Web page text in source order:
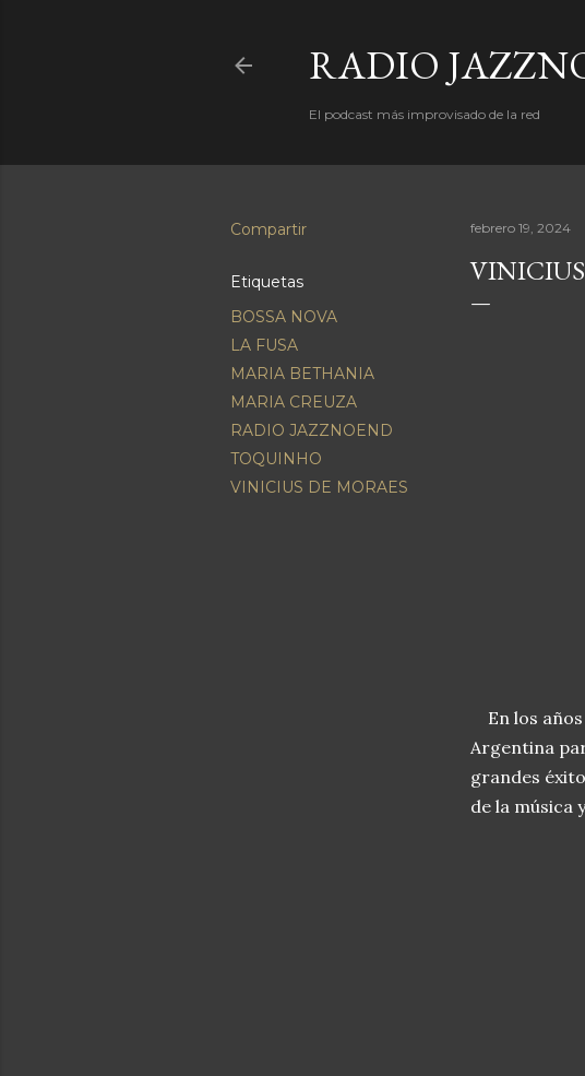
RADIO
El podcast más improvisado de la red
Compartir
Etiquetas
BOSSA NOVA
LA FUSA
MARIA BETHANIA
MARIA CREUZA
RADIO JAZZNOEND
TOQUINHO
VINICIUS DE MORAES
febrero 19, 2024
En los años
Argentina
grandes
de la música